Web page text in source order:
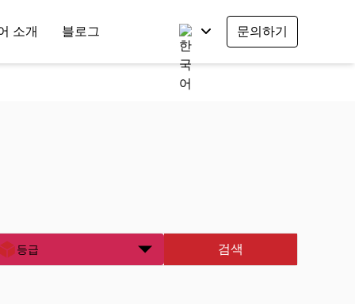
소개 블로그 문의하기
등급 검색